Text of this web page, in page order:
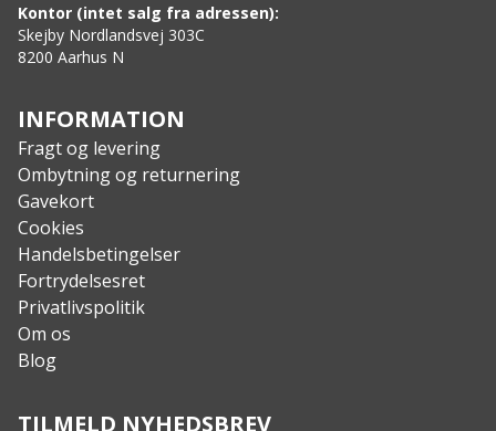
Kontor (intet salg fra adressen):
Skejby Nordlandsvej 303C
8200 Aarhus N
INFORMATION
Fragt og levering
Ombytning og returnering
Gavekort
Cookies
Handelsbetingelser
Fortrydelsesret
Privatlivspolitik
Om os
Blog
TILMELD NYHEDSBREV